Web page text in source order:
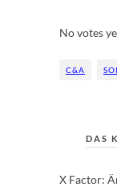
No votes
C&A
DAS
X Factor: